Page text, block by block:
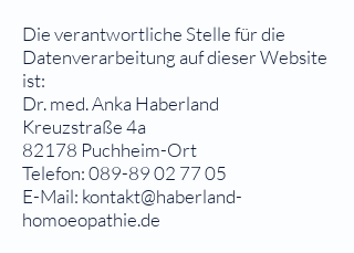
Die verantwortliche Stelle für die
Datenverarbeitung auf dieser Website
ist:
Dr. med. Anka Haberland
Kreuzstraße 4a
82178 Puchheim-Ort
Telefon:089-89 02 77 05
E-Mail: kontakt@haberland-
homoeopathie.de